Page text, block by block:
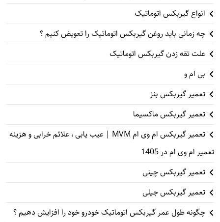
انواع گیربکس اتوماتیک
چه زمانی باید روغن گیربکس اتوماتیک را تعویض کنیم ؟
علت تقه زدن گیربکس اتوماتیک
بی ام و
تعمیر گیربکس بنز
تعمیر گیربکس ماکسیما
تعمیر گیربکس ام وی ام MVM | عیب یابی ، علائم خرابی و هزینه
تعمیر ام وی ام در 1405
تعمیر گیربکس چینی
تعمیر گیربکس جیلی
چگونه طول عمر گیربکس اتوماتیک خودرو خود را افزایش دهیم ؟